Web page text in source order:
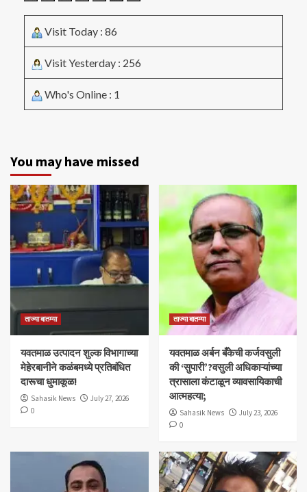
Visit Today : 86
Visit Yesterday : 256
Who's Online : 1
You may have missed
ताज्या बातम्या
यवतमाळ उत्पादन शुल्क विभागाच्या
मेहेरबानीने कळंबमध्ये प्रतिबंधित
दारूचा धुमाकूळ!
Sahasik News
July 27, 2026
0
ताज्या बातम्या
​यवतमाळ अर्बन बँकेची कर्जवसुली
की ‘सुपारी’?वसुली अधिकाऱ्यांच्या
त्रासाला कंटाळून व्यावसायिकाची
आत्महत्या;
Sahasik News
July 23, 2026
0